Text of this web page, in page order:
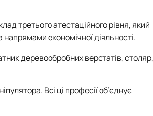
третього атестаційного рівня, який
напрямами економічної діяльності.
деревообробних верстатів, столяр,
Всі ці професії об’єднує